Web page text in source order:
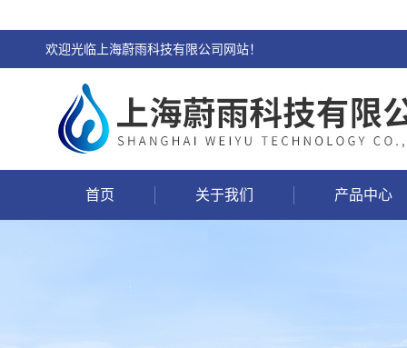
欢迎光临上海蔚雨科技有限公司网站！
首页 关于我们 产品中心